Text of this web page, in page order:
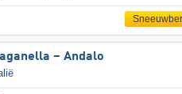
– Andalo